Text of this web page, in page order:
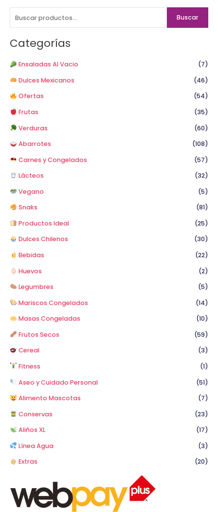
c
a
p
:
Buscar
Categorías
Ensaladas Al Vacio
(7)
Dulces Mexicanos
(46)
Ofertas
(54)
Frutas
(35)
Verduras
(60)
Abarrotes
(108)
Carnes y Congelados
(57)
Lácteos
(32)
Vegano
(5)
Snaks
(81)
Productos Ideal
(25)
Dulces Chilenos
(30)
Bebidas
(22)
Huevos
(2)
Legumbres
(5)
Mariscos Congelados
(14)
Masas Congeladas
(10)
Frutos Secos
(59)
Cereal
(3)
Fitness
(1)
Aseo y Cuidado Personal
(51)
Alimento Mascotas
(7)
Conservas
(23)
Aliños XL
(17)
Línea Agua
(3)
Extras
(20)